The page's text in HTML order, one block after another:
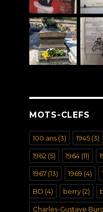
MOTS-CLEFS
100 ans(3) 1945(3)
1962 (5) 1964(11)
1967(13) 1969 (4)
BD (4) berry(2)
Charles-Gustave